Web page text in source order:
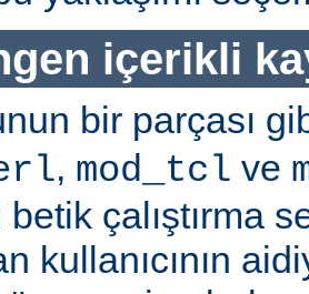
içerikli
bir parçası
, mod_tcl ve
çalıştırma
kullanıcının